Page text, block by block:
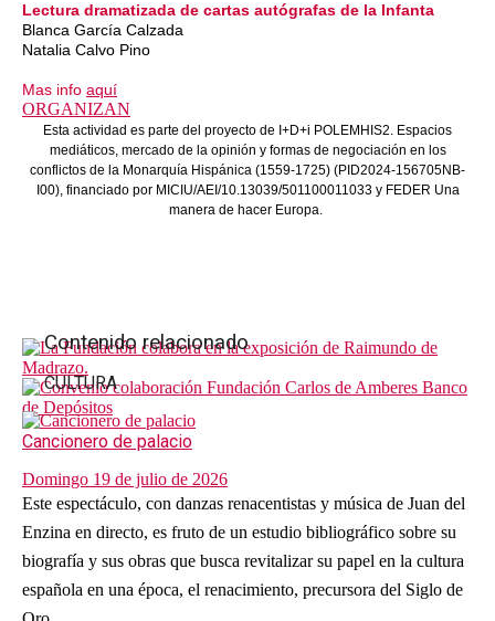
Lectura dramatizada de cartas autógrafas de la Infanta
Blanca García Calzada
Natalia Calvo Pino
Mas info aquí
ORGANIZAN
Esta actividad es parte del proyecto de I+D+i POLEMHIS2. Espacios
mediáticos, mercado de la opinión y formas de negociación en los
conflictos de la Monarquía Hispánica (1559-1725) (PID2024-156705NB-
I00), financiado por MICIU/AEI/10.13039/501100011033 y FEDER Una
manera de hacer Europa.
Contenido relacionado
CULTURA
Cancionero de palacio
Domingo 19 de julio de 2026
Este espectáculo, con danzas renacentistas y música de Juan del
Enzina en directo, es fruto de un estudio bibliográfico sobre su
biografía y sus obras que busca revitalizar su papel en la cultura
española en una época, el renacimiento, precursora del Siglo de